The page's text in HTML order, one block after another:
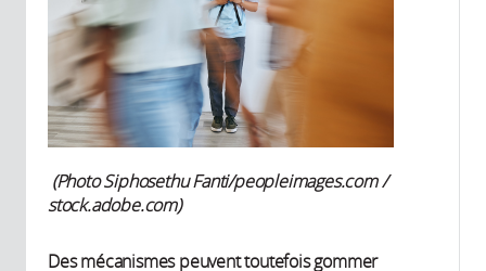
(Photo Siphosethu Fanti/peopleimages.com /
stock.adobe.com)
Des mécanismes peuvent toutefois gommer